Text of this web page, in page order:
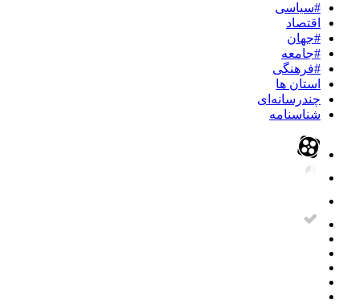
#سیاسی
اقتصاد
#جهان
#جامعه
#فرهنگی
استان ها
چندرسانه‌ای
شناسنامه